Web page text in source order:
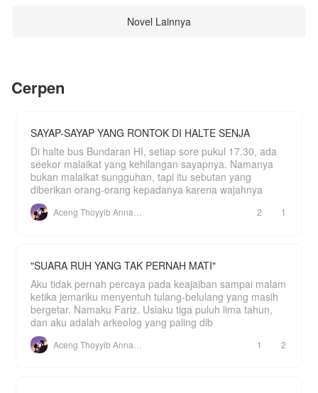
akhirnya disodorkan di atas meja marmer.Gaji
Gevano Ananda Zibrano, Most Wanted di SMA
"Jadi pacar gua, atau gua dorong lo dari sini!"
Gevano Ananda Zibrano.
"Jangan!! Oke, oke gua mau jadi pacar lo!"
Nathania Keyla Adhitama.
darinya. Tidak ada penolakan atau pun bantahan!
***
"Gevan, pengen seblak."
"Nggak! Nggak ada seblak-seblak segala!"
Novel Lainnya
Cerpen
SAYAP-SAYAP YANG RONTOK DI HALTE SENJA
Di halte bus Bundaran HI, setiap sore pukul 17.30, ada
seekor malaikat yang kehilangan sayapnya. Namanya
bukan malaikat sungguhan, tapi itu sebutan yang
diberikan orang-orang kepadanya karena wajahnya
2 1
"SUARA RUH YANG TAK PERNAH MATI"
Aku tidak pernah percaya pada keajaiban sampai malam
ketika jemariku menyentuh tulang-belulang yang masih
bergetar. Namaku Fariz. Usiaku tiga puluh lima tahun,
dan aku adalah arkeolog yang paling dib
1 2